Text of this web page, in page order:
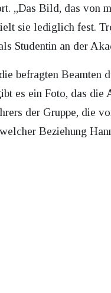
„Das Bild, das von
sie lediglich fest.
Studentin an der
befragten Beamten
es ein Foto, das
der Gruppe, die
Beziehung